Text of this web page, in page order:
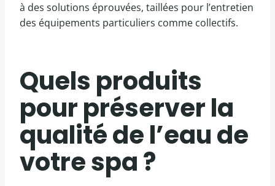
à des solutions éprouvées, taillées pour l’entretien
des équipements particuliers comme collectifs.
Quels produits
pour préserver la
qualité de l’eau de
votre spa ?